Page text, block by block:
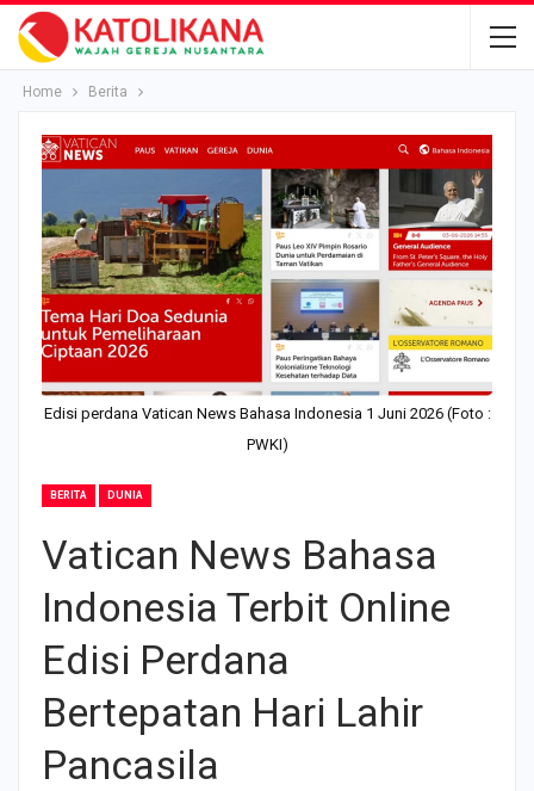
Home Berita
Edisi perdana Vatican News Bahasa Indonesia 1 Juni 2026 (Foto :
PWKI)
BERITA DUNIA
Vatican News Bahasa
Indonesia Terbit Online
Edisi Perdana
Bertepatan Hari Lahir
Pancasila